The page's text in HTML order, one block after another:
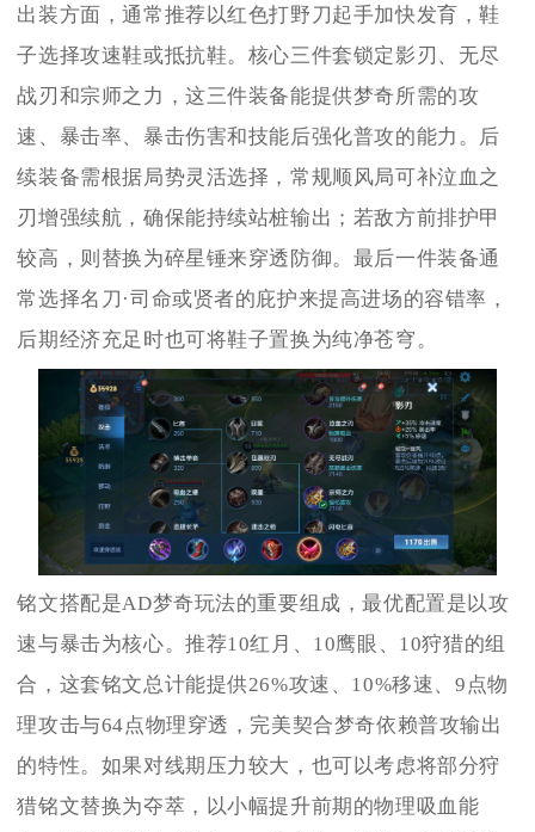
出装方面，通常推荐以红色打野刀起手加快发育，鞋
子选择攻速鞋或抵抗鞋。核心三件套锁定影刃、无尽
战刃和宗师之力，这三件装备能提供梦奇所需的攻
速、暴击率、暴击伤害和技能后强化普攻的能力。后
续装备需根据局势灵活选择，常规顺风局可补泣血之
刃增强续航，确保能持续站桩输出；若敌方前排护甲
较高，则替换为碎星锤来穿透防御。最后一件装备通
常选择名刀·司命或贤者的庇护来提高进场的容错率，
后期经济充足时也可将鞋子置换为纯净苍穹。
铭文搭配是AD梦奇玩法的重要组成，最优配置是以攻
速与暴击为核心。推荐10红月、10鹰眼、10狩猎的组
合，这套铭文总计能提供26%攻速、10%移速、9点物
理攻击与64点物理穿透，完美契合梦奇依赖普攻输出
的特性。如果对线期压力较大，也可以考虑将部分狩
猎铭文替换为夺萃，以小幅提升前期的物理吸血能